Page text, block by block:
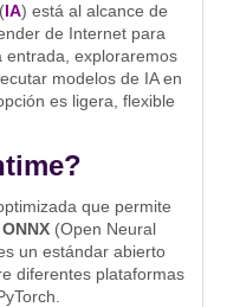
IA) está al alcance de
de Internet para
entrada, exploraremos
modelos de IA en
es ligera, flexible
que permite
ONNX (Open Neural
un estándar abierto
diferentes plataformas